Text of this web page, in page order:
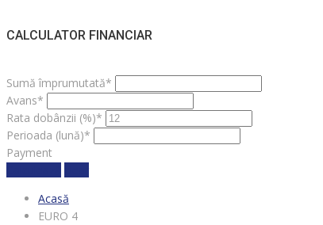
CALCULATOR FINANCIAR
Sumă împrumutată*
Avans*
Rata dobânzii (%)*
Perioada (lună)*
Payment
Acasă
EURO 4